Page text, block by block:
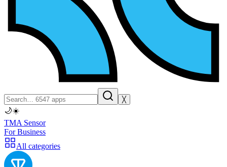
╳
🌙☀️
TMA Sensor
For Business
All categories